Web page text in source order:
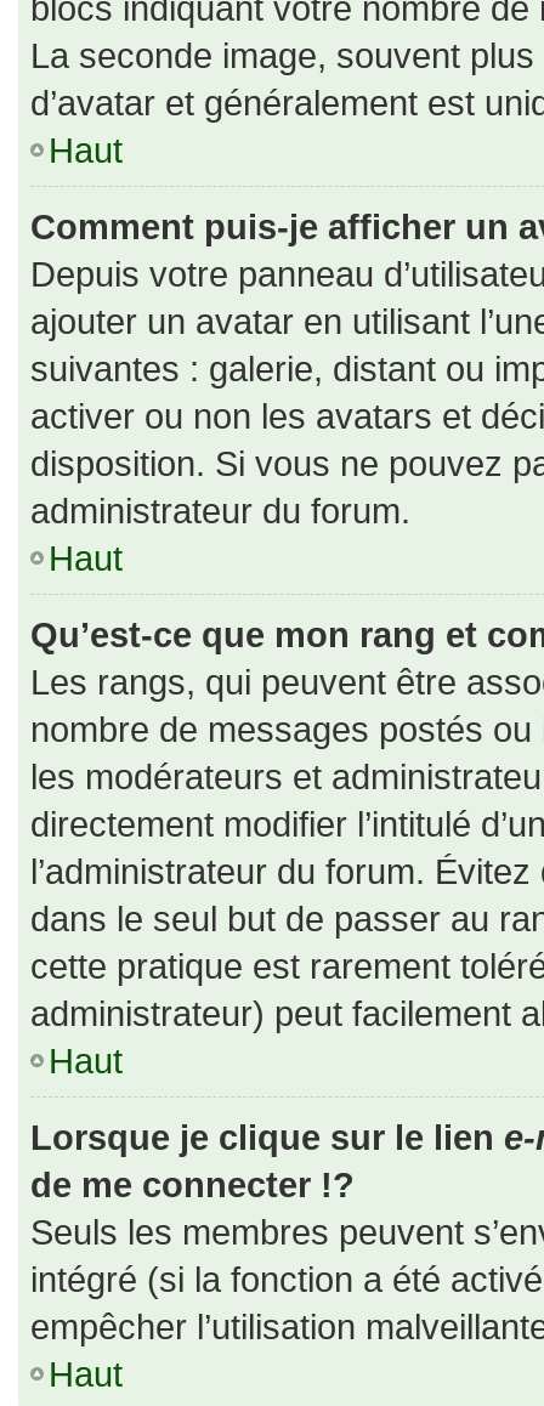
La seconde image, souvent
d’avatar et généralement est
Haut
Comment puis-je afficher un
Depuis votre panneau
ajouter un avatar en utilisant
suivantes : galerie, distant ou
activer ou non les avatars et
disposition. Si vous ne pouvez
administrateur du forum.
Haut
Qu’est-ce que mon rang et
Les rangs, qui peuvent être
nombre de messages postés
les modérateurs et
directement modifier l’intitulé
l’administrateur du forum.
dans le seul but de passer au
cette pratique est rarement
administrateur) peut facilement
Haut
Lorsque je clique sur le lien
de me connecter !?
Seuls les membres peuvent
intégré (si la fonction a été
empêcher l’utilisation
Haut